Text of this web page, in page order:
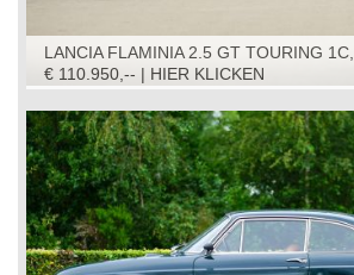
LANCIA FLAMINIA 2.5 GT TOURING
€ 110.950,-- | HIER KLICKEN